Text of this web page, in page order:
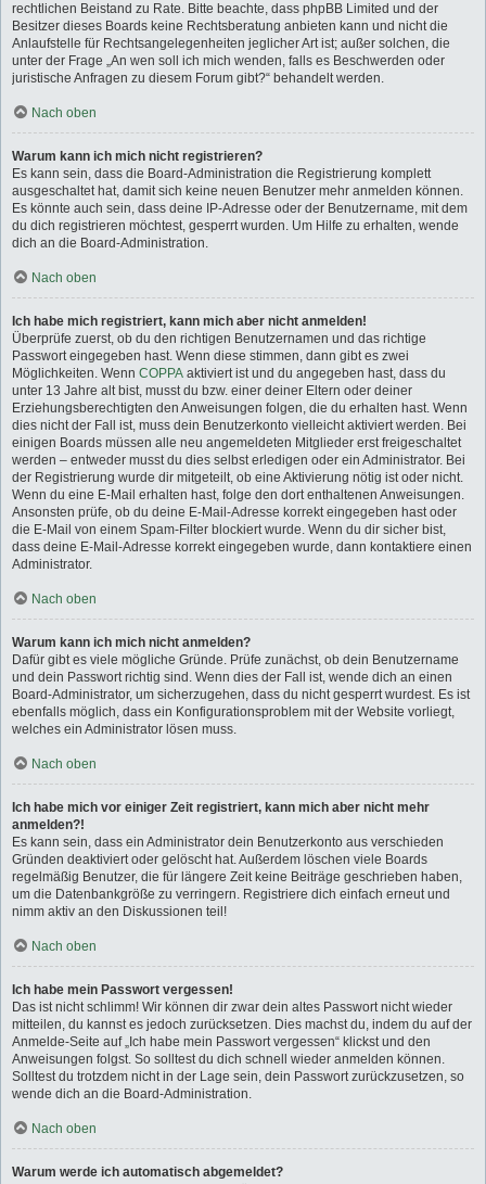
rechtlichen Beistand zu Rate. Bitte beachte, dass phpBB Limited und der
Besitzer dieses Boards keine Rechtsberatung anbieten kann und nicht die
Anlaufstelle für Rechtsangelegenheiten jeglicher Art ist; außer solchen, die
unter der Frage „An wen soll ich mich wenden, falls es Beschwerden oder
juristische Anfragen zu diesem Forum gibt?“ behandelt werden.
Nach oben
Warum kann ich mich nicht registrieren?
Es kann sein, dass die Board-Administration die Registrierung komplett
ausgeschaltet hat, damit sich keine neuen Benutzer mehr anmelden können.
Es könnte auch sein, dass deine IP-Adresse oder der Benutzername, mit dem
du dich registrieren möchtest, gesperrt wurden. Um Hilfe zu erhalten, wende
dich an die Board-Administration.
Nach oben
Ich habe mich registriert, kann mich aber nicht anmelden!
Überprüfe zuerst, ob du den richtigen Benutzernamen und das richtige
Passwort eingegeben hast. Wenn diese stimmen, dann gibt es zwei
Möglichkeiten. Wenn COPPA aktiviert ist und du angegeben hast, dass du
unter 13 Jahre alt bist, musst du bzw. einer deiner Eltern oder deiner
Erziehungsberechtigten den Anweisungen folgen, die du erhalten hast. Wenn
dies nicht der Fall ist, muss dein Benutzerkonto vielleicht aktiviert werden. Bei
einigen Boards müssen alle neu angemeldeten Mitglieder erst freigeschaltet
werden – entweder musst du dies selbst erledigen oder ein Administrator. Bei
der Registrierung wurde dir mitgeteilt, ob eine Aktivierung nötig ist oder nicht.
Wenn du eine E-Mail erhalten hast, folge den dort enthaltenen Anweisungen.
Ansonsten prüfe, ob du deine E-Mail-Adresse korrekt eingegeben hast oder
die E-Mail von einem Spam-Filter blockiert wurde. Wenn du dir sicher bist,
dass deine E-Mail-Adresse korrekt eingegeben wurde, dann kontaktiere einen
Administrator.
Nach oben
Warum kann ich mich nicht anmelden?
Dafür gibt es viele mögliche Gründe. Prüfe zunächst, ob dein Benutzername
und dein Passwort richtig sind. Wenn dies der Fall ist, wende dich an einen
Board-Administrator, um sicherzugehen, dass du nicht gesperrt wurdest. Es ist
ebenfalls möglich, dass ein Konfigurationsproblem mit der Website vorliegt,
welches ein Administrator lösen muss.
Nach oben
Ich habe mich vor einiger Zeit registriert, kann mich aber nicht mehr
anmelden?!
Es kann sein, dass ein Administrator dein Benutzerkonto aus verschieden
Gründen deaktiviert oder gelöscht hat. Außerdem löschen viele Boards
regelmäßig Benutzer, die für längere Zeit keine Beiträge geschrieben haben,
um die Datenbankgröße zu verringern. Registriere dich einfach erneut und
nimm aktiv an den Diskussionen teil!
Nach oben
Ich habe mein Passwort vergessen!
Das ist nicht schlimm! Wir können dir zwar dein altes Passwort nicht wieder
mitteilen, du kannst es jedoch zurücksetzen. Dies machst du, indem du auf der
Anmelde-Seite auf „Ich habe mein Passwort vergessen“ klickst und den
Anweisungen folgst. So solltest du dich schnell wieder anmelden können.
Solltest du trotzdem nicht in der Lage sein, dein Passwort zurückzusetzen, so
wende dich an die Board-Administration.
Nach oben
Warum werde ich automatisch abgemeldet?